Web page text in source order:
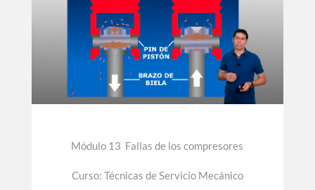
Módulo 13 Fallas de los compresores
Curso: Técnicas de Servicio Mecánico